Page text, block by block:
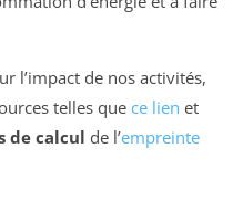
l’impact de nos activités,
telles que ce lien et
de calcul de l’empreinte